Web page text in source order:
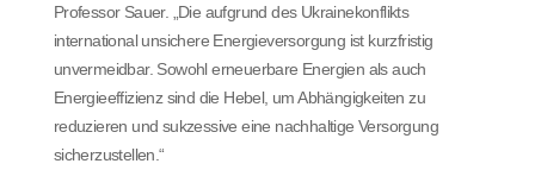
Professor Sauer. „Die aufgrund des Ukrainekonflikts
international unsichere Energieversorgung ist kurzfristig
unvermeidbar. Sowohl erneuerbare Energien als auch
Energieeffizienz sind die Hebel, um Abhängigkeiten zu
reduzieren und sukzessive eine nachhaltige Versorgung
sicherzustellen.“